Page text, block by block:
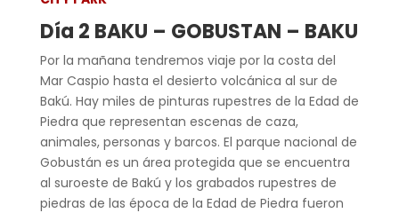
Día 2 BAKU – GOBUSTAN – BAKU
Por la mañana tendremos viaje por la costa del
Mar Caspio hasta el desierto volcánica al sur de
Bakú. Hay miles de pinturas rupestres de la Edad de
Piedra que representan escenas de caza,
animales, personas y barcos. El parque nacional de
Gobustán es un área protegida que se encuentra
al suroeste de Bakú y los grabados rupestres de
piedras de las época de la Edad de Piedra fueron